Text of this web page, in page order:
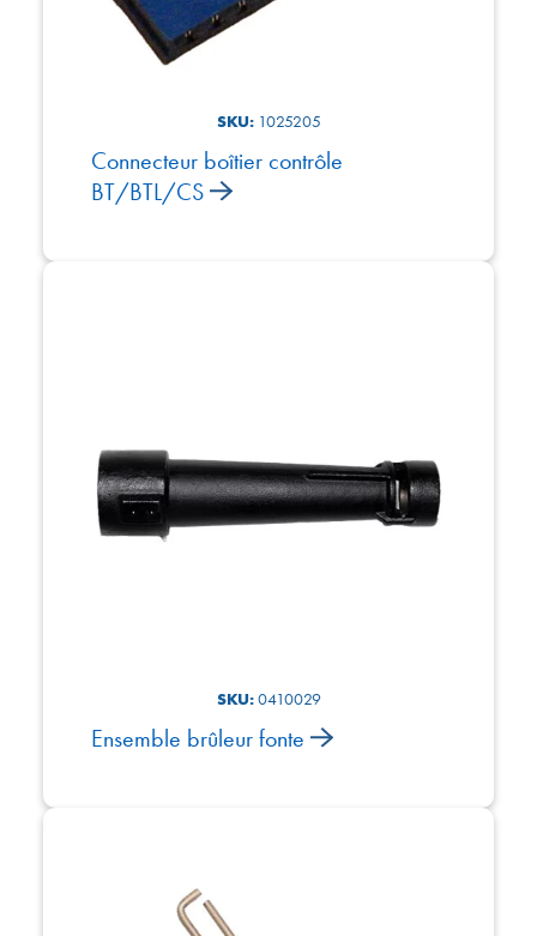
SKU:1025205
Connecteur boîtier contrôle
BT/BTL/CS
SKU:0410029
Ensemble brûleur fonte